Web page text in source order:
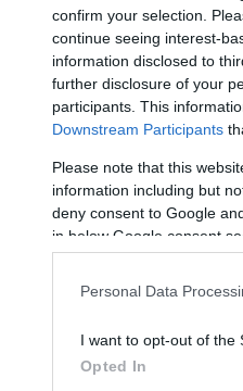
confirm your selection.
continue seeing interest-
information disclosed to
further disclosure of your
participants. This
Downstream Participants
Please note that this
information including but
deny consent to Google
in below Google consent
Personal Data
I want to opt-out of the
Opted In
Küldés Messengeren